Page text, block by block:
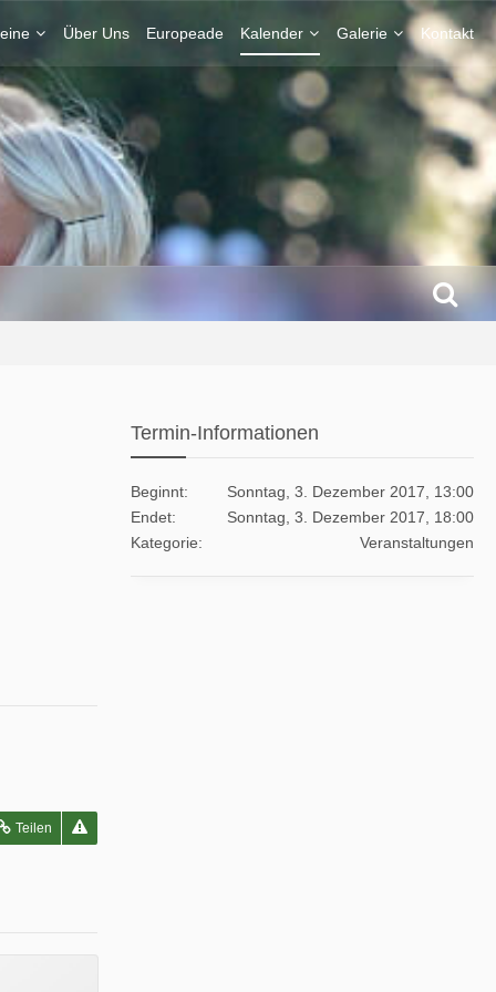
Über Uns Europeade Kalender Galerie Kontakt
Teilen
Termin-Informationen
Beginnt
Sonntag, 3. Dezember 2017, 13:00
Endet
Sonntag, 3. Dezember 2017, 18:00
Kategorie
Veranstaltungen